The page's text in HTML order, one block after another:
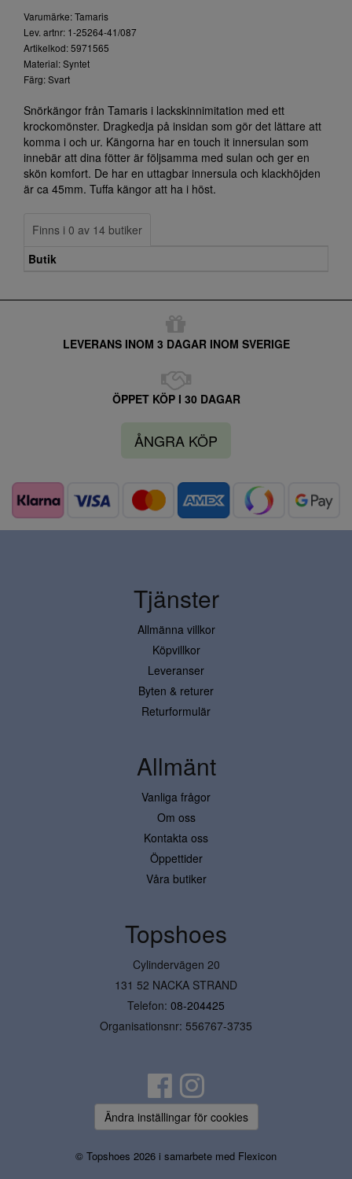
Varumärke: Tamaris
Lev. artnr: 1-25264-41/087
Artikelkod: 5971565
Material: Syntet
Färg: Svart
Snörkängor från Tamaris i lackskinnimitation med ett
krockomönster. Dragkedja på insidan som gör det lättare att
komma i och ur. Kängorna har en touch it innersulan som
innebär att dina fötter är följsamma med sulan och ger en
skön komfort. De har en uttagbar innersula och klackhöjden
är ca 45mm. Tuffa kängor att ha i höst.
Finns i 0 av 14 butiker
Butik
LEVERANS INOM 3 DAGAR INOM SVERIGE
ÖPPET KÖP I 30 DAGAR
ÅNGRA KÖP
Tjänster
Allmänna villkor
Köpvillkor
Leveranser
Byten & returer
Returformulär
Allmänt
Vanliga frågor
Om oss
Kontakta oss
Öppettider
Våra butiker
Topshoes
Cylindervägen 20
131 52 NACKA STRAND
Telefon: 08-204425
Organisationsnr: 556767-3735
Ändra inställingar för cookies
© Topshoes 2026 i samarbete med Flexicon